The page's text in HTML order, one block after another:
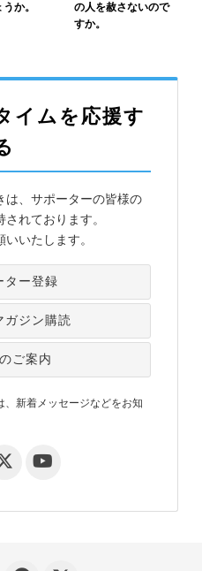
か。
の人を赦さないので
すか。
イムを応援す
は、サポーターの皆様の
れております。
いたします。
ター登録
ガジン購読
ご案内
、新着メッセージなどをお知